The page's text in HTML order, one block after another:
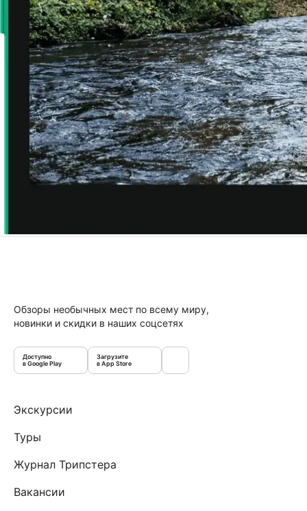
Обзоры необычных мест по всему миру,
новинки и скидки в наших соцсетях
Доступно
в Google Play
Загрузите
в App Store
Экскурсии
Туры
Журнал Трипстера
Вакансии